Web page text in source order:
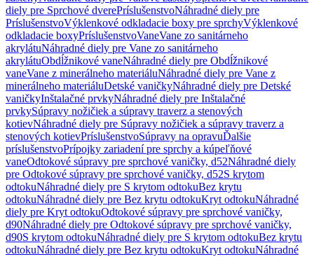
diely pre Sprchové dverePríslušenstvoNáhradné diely pre
PríslušenstvoVýklenkové odkladacie boxy pre sprchyVýklenkové
odkladacie boxyPríslušenstvoVaneVane zo sanitárneho
akrylátuNáhradné diely pre Vane zo sanitárneho
akrylátuObdĺžnikové vaneNáhradné diely pre Obdĺžnikové
vaneVane z minerálneho materiáluNáhradné diely pre Vane z
minerálneho materiáluDetské vaničkyNáhradné diely pre Detské
vaničkyInštalačné prvkyNáhradné diely pre Inštalačné
prvkySúpravy nožičiek a súpravy traverz a stenových
kotievNáhradné diely pre Súpravy nožičiek a súpravy traverz a
stenových kotievPríslušenstvoSúpravy na opravuĎalšie
príslušenstvoPrípojky zariadení pre sprchy a kúpeľňové
vaneOdtokové súpravy pre sprchové vaničky, d52Náhradné diely
pre Odtokové súpravy pre sprchové vaničky, d52S krytom
odtokuNáhradné diely pre S krytom odtokuBez krytu
odtokuNáhradné diely pre Bez krytu odtokuKryt odtokuNáhradné
diely pre Kryt odtokuOdtokové súpravy pre sprchové vaničky,
d90Náhradné diely pre Odtokové súpravy pre sprchové vaničky,
d90S krytom odtokuNáhradné diely pre S krytom odtokuBez krytu
odtokuNáhradné diely pre Bez krytu odtokuKryt odtokuNáhradné